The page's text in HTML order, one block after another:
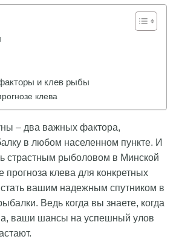
и клев рыбы
клева
– два важных фактора,
в любом населенном пункте. И
страстным рыболовом в Минской
прогноза клева для конкретных
вашим надежным спутником в
Ведь когда вы знаете, когда
ваши шансы на успешный улов